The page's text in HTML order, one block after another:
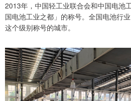
2013年，中国轻工业联合会和中国电池
国电池工业之都」的称号。全国电池行
这个级别称号的城市。